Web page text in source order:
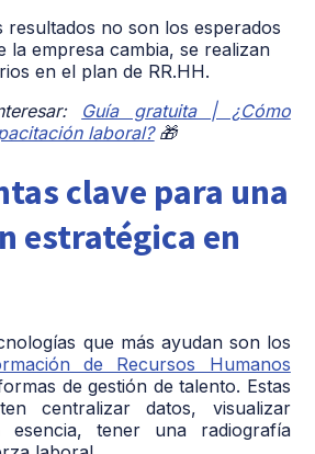
resultados no son los esperados
la empresa cambia, se realizan
en el plan de RR.HH.
Guía gratuita | ¿Cómo
laboral?🎁
clave para una
estratégica en
que más ayudan son los
de Recursos Humanos
de gestión de talento. Estas
centralizar datos, visualizar
esencia, tener una radiografía